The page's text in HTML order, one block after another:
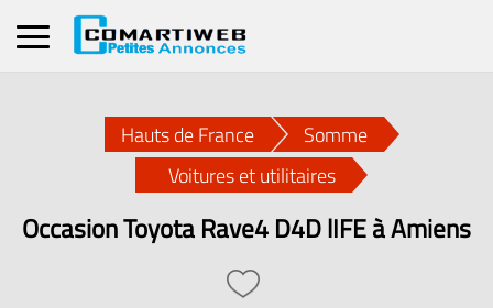
Hauts de France
Somme
Voitures et utilitaires
Occasion Toyota Rave4 D4D lIFE à Amiens